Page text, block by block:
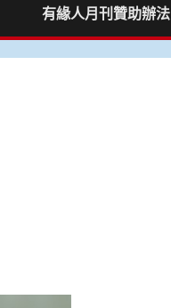
有緣人月刊贊助辦法